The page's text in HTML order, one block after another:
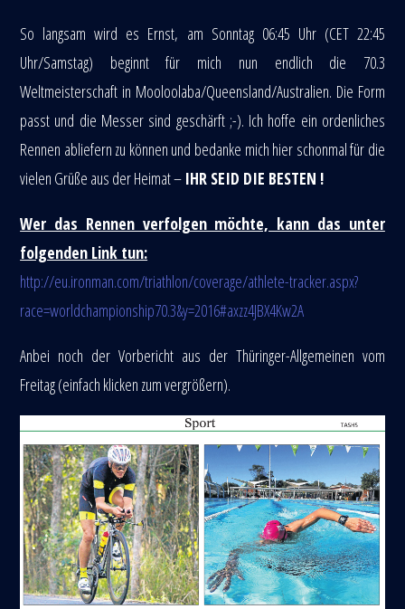
So langsam wird es Ernst, am Sonntag 06:45 Uhr (CET 22:45
Uhr/Samstag) beginnt für mich nun endlich die 70.3
Weltmeisterschaft in Mooloolaba/Queensland/Australien. Die Form
passt und die Messer sind geschärft ;-). Ich hoffe ein ordenliches
Rennen abliefern zu können und bedanke mich hier schonmal für die
vielen Grüße aus der Heimat – IHR SEID DIE BESTEN !
Wer das Rennen verfolgen möchte, kann das unter
folgenden Link tun:
http://eu.ironman.com/triathlon/coverage/athlete-tracker.aspx?
race=worldchampionship70.3&y=2016#axzz4JBX4Kw2A
Anbei noch der Vorbericht aus der Thüringer-Allgemeinen vom
Freitag (einfach klicken zum vergrößern).